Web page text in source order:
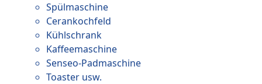
Spülmaschine
Cerankochfeld
Kühlschrank
Kaffeemaschine
Senseo-Padmaschine
Toaster usw.